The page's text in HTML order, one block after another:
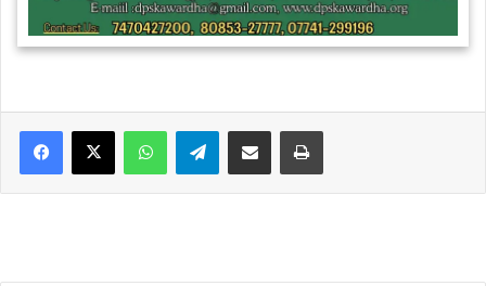
WhatsAppTelegramShare via Email Print